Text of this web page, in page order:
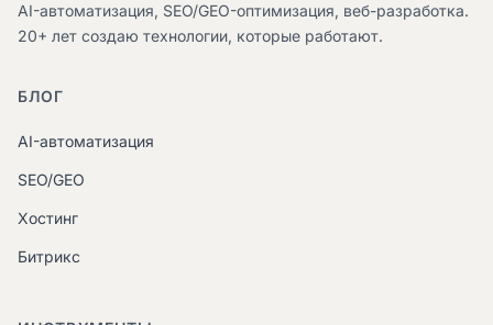
AI-автоматизация, SEO/GEO-оптимизация, веб-разработка.
20+ лет создаю технологии, которые работают.
БЛОГ
AI-автоматизация
SEO/GEO
Хостинг
Битрикс